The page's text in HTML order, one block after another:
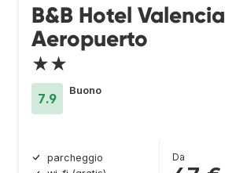
B&B Hotel Valencia
Aeropuerto
★★
7.9
Buono
parcheggio
Da